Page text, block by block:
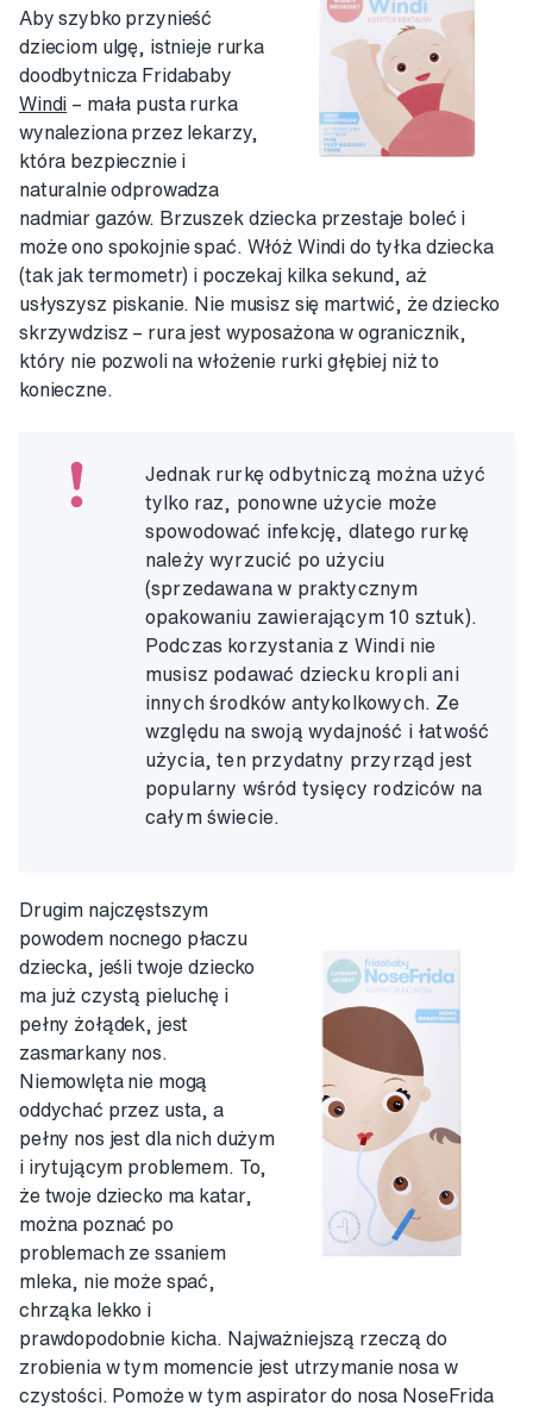
Aby szybko przynieść
dzieciom ulgę, istnieje rurka
doodbytnicza Fridababy
Windi – mała pusta rurka
wynaleziona przez lekarzy,
która bezpiecznie i
naturalnie odprowadza
nadmiar gazów. Brzuszek dziecka przestaje boleć i
może ono spokojnie spać. Włóż Windi do tyłka dziecka
(tak jak termometr) i poczekaj kilka sekund, aż
usłyszysz piskanie. Nie musisz się martwić, że dziecko
skrzywdzisz – rura jest wyposażona w ogranicznik,
który nie pozwoli na włożenie rurki głębiej niż to
konieczne.
Jednak rurkę odbytniczą można użyć
tylko raz, ponowne użycie może
spowodować infekcję, dlatego rurkę
należy wyrzucić po użyciu
(sprzedawana w praktycznym
opakowaniu zawierającym 10 sztuk).
Podczas korzystania z Windi nie
musisz podawać dziecku kropli ani
innych środków antykolkowych. Ze
względu na swoją wydajność i łatwość
użycia, ten przydatny przyrząd jest
popularny wśród tysięcy rodziców na
całym świecie.
Drugim najczęstszym
powodem nocnego płaczu
dziecka, jeśli twoje dziecko
ma już czystą pieluchę i
pełny żołądek, jest
zasmarkany nos.
Niemowlęta nie mogą
oddychać przez usta, a
pełny nos jest dla nich dużym
i irytującym problemem. To,
że twoje dziecko ma katar,
można poznać po
problemach ze ssaniem
mleka, nie może spać,
chrząka lekko i
prawdopodobnie kicha. Najważniejszą rzeczą do
zrobienia w tym momencie jest utrzymanie nosa w
czystości. Pomoże w tym aspirator do nosa NoseFrida